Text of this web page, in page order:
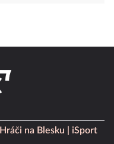
Hráči na Blesku
iSport